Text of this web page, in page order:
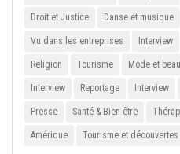
Droit et Justice Danse et musique
Vu dans les entreprises Interview
Religion Tourisme Mode et
Interview Reportage Interview
Presse Santé & Bien-être
Amérique Tourisme et découvertes